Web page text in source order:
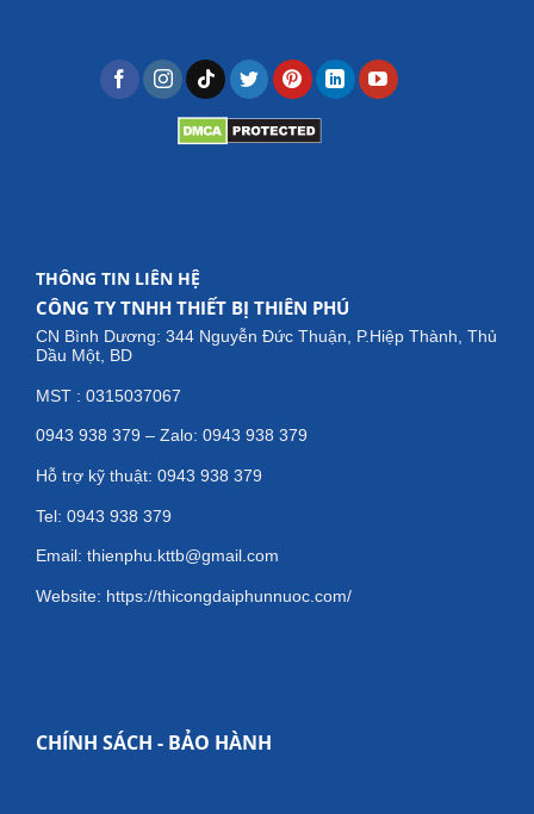
THÔNG TIN LIÊN HỆ
CÔNG TY TNHH THIẾT BỊ THIÊN PHÚ
CN Bình Dương: 344 Nguyễn Đức Thuận, P.Hiệp Thành, Thủ
Dầu Một, BD
MST : 0315037067
0943 938 379 – Zalo: 0943 938 379
Hỗ trợ kỹ thuật: 0943 938 379
Tel: 0943 938 379
Email: thienphu.kttb@gmail.com
Website: https://thicongdaiphunnuoc.com/
CHÍNH SÁCH - BẢO HÀNH